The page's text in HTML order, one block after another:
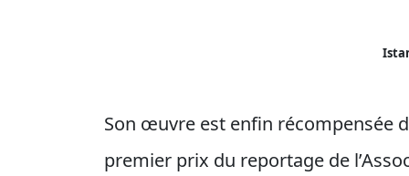
Son œuvre est enfin récompensée
premier prix du reportage de